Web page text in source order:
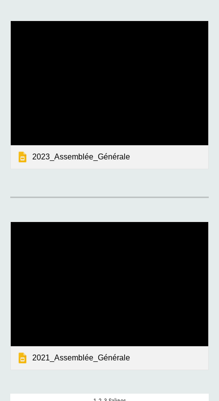
2023_Assemblée_Générale
2021_Assemblée_Générale